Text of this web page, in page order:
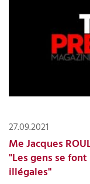
27.09.2021
Me Jacques
"Les gens se
illégales"